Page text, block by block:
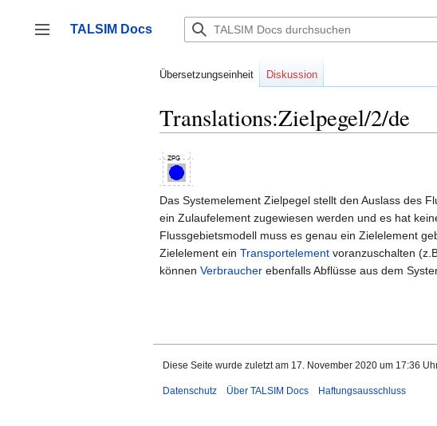
springen
Seitenleiste umschalten
TALSIM Docs
Übersetzungseinheit Diskussion
Translations:Zielpegel/2/de
Das Systemelement Zielpegel stellt den Auslass des
ein Zulaufelement zugewiesen werden und es hat
Flussgebietsmodell muss es genau ein Zielelement
Zielelement ein Transportelement voranzuschalten
können Verbraucher ebenfalls Abflüsse aus dem
Diese Seite wurde zuletzt am 17. November 2020 um 17:36
Datenschutz Über TALSIM Docs Haftungsausschluss